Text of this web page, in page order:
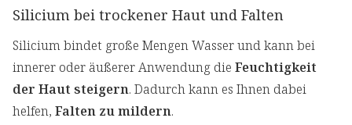
Silicium bei trockener Haut und Falten
Silicium bindet große Mengen Wasser und kann bei
innerer oder äußerer Anwendung die Feuchtigkeit
der Haut steigern. Dadurch kann es Ihnen dabei
helfen, Falten zu mildern.